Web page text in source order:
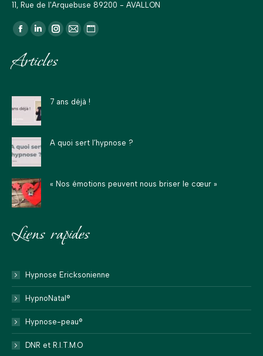
11, Rue de l'Arquebuse 89200 - AVALLON
Trouvez nous sur :
La
Facebook
dans
une
nouvelle
La
LinkedIn
dans
une
nouvelle
fenêtre
La
Instagram
fenêtre
La
nouvelle
La
nouvelle
Articles
7 ans déjà !
A quoi sert l’hypnose ?
« Nos émotions peuvent nous briser le cœur »
Liens rapides
Hypnose Ericksonienne
HypnoNatal®
Hypnose-peau®
DNR et R.I.T.M.O